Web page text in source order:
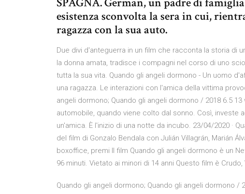
esistenza sconvolta la sera in cui,
ragazza con la sua auto.
Due divi d'anteguerra in un film che racconta la storia di
la donna amata, tradisce i compagni nel corso di uno
tutta la sua vita. Quando gli angeli dormono - Un uomo
una ragazza. Le interazioni con l'amica della vittima
angeli dormono; Quando gli angeli dormono / 2018 6.5
automobile, quando viene colto dal sonno. Così, investe
un'amica. È l'inizio di una notte da incubo. 23/04/2020 ·
del film di Gonzalo Bendala con Julián Villagrán, Marián
boxoffice, premi Il film Quando gli angeli dormono è un
96 minuti. Vietato ai minori di 14 anni Questo film è Crudo,
Quando gli angeli dormono; Quando gli angeli dormono /